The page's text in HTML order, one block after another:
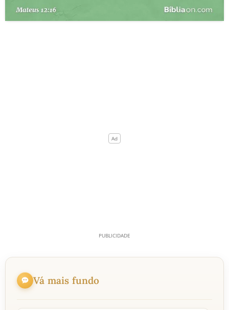
PERGUNTE À BÍBLIA IA
Vá mais fundo